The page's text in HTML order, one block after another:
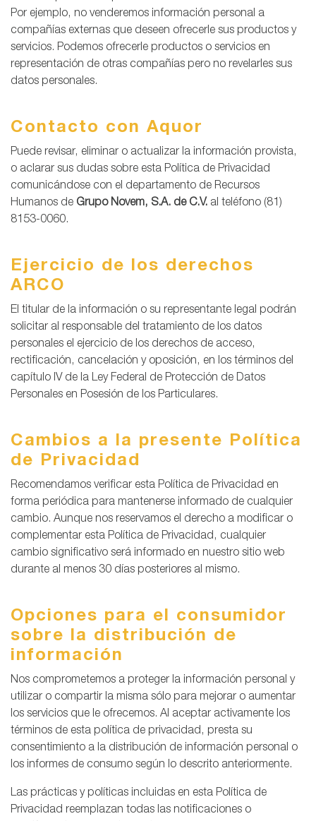
Por ejemplo, no venderemos información personal a
compañías externas que deseen ofrecerle sus productos y
servicios. Podemos ofrecerle productos o servicios en
representación de otras compañías pero no revelarles sus
datos personales.
Contacto con Aquor
Puede revisar, eliminar o actualizar la información provista,
o aclarar sus dudas sobre esta Política de Privacidad
comunicándose con el departamento de Recursos
Humanos de Grupo Novem, S.A. de C.V. al teléfono (81)
8153-0060.
Ejercicio de los derechos
ARCO
El titular de la información o su representante legal podrán
solicitar al responsable del tratamiento de los datos
personales el ejercicio de los derechos de acceso,
rectificación, cancelación y oposición, en los términos del
capítulo IV de la Ley Federal de Protección de Datos
Personales en Posesión de los Particulares.
Cambios a la presente Política
de Privacidad
Recomendamos verificar esta Política de Privacidad en
forma periódica para mantenerse informado de cualquier
cambio. Aunque nos reservamos el derecho a modificar o
complementar esta Política de Privacidad, cualquier
cambio significativo será informado en nuestro sitio web
durante al menos 30 días posteriores al mismo.
Opciones para el consumidor
sobre la distribución de
información
Nos comprometemos a proteger la información personal y
utilizar o compartir la misma sólo para mejorar o aumentar
los servicios que le ofrecemos. Al aceptar activamente los
términos de esta política de privacidad, presta su
consentimiento a la distribución de información personal o
los informes de consumo según lo descrito anteriormente.
Las prácticas y políticas incluidas en esta Política de
Privacidad reemplazan todas las notificaciones o